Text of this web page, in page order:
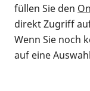
füllen Sie den
direkt Zugriff
Wenn Sie noch
auf eine